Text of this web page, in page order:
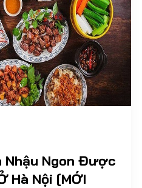
Nhậu Ngon Được
Hà Nội [MỚI